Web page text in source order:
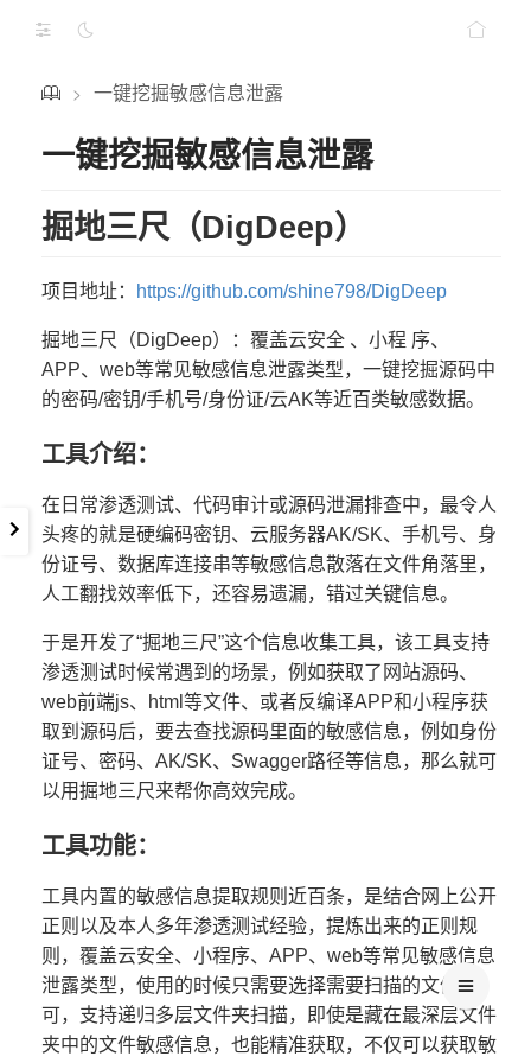
> 一键挖掘敏感信息泄露
一键挖掘敏感信息泄露
掘地三尺（DigDeep）
项目地址： https://github.com/shine798/DigDeep
掘地三尺（DigDeep）：覆盖云安全 、小程 序、
APP、web等常见敏感信息泄露类型，一键挖掘源码中
的密码/密钥/手机号/身份证/云AK等近百类敏感数据。
工具介绍：
在日常渗透测试、代码审计或源码泄漏排查中，最令人
头疼的就是硬编码密钥、云服务器AK/SK、手机号、身
份证号、数据库连接串等敏感信息散落在文件角落里，
人工翻找效率低下，还容易遗漏，错过关键信息。
于是开发了“掘地三尺”这个信息收集工具，该工具支持
渗透测试时候常遇到的场景，例如获取了网站源码、
web前端js、html等文件、或者反编译APP和小程序获
取到源码后，要去查找源码里面的敏感信息，例如身份
证号、密码、AK/SK、Swagger路径等信息，那么就可
以用掘地三尺来帮你高效完成。
工具功能：
工具内置的敏感信息提取规则近百条，是结合网上公开
正则以及本人多年渗透测试经验，提炼出来的正则规
则，覆盖云安全、小程序、APP、web等常见敏感信息
泄露类型，使用的时候只需要选择需要扫描的文件即
可，支持递归多层文件夹扫描，即使是藏在最深层文件
夹中的文件敏感信息，也能精准获取，不仅可以获取敏